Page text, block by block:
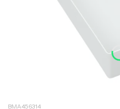
BMA456314